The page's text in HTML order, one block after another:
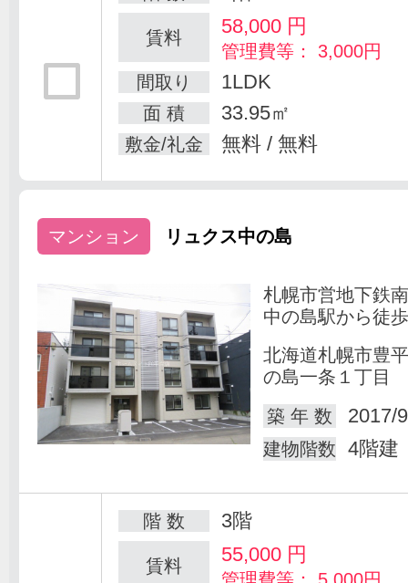
賃料 58,000円
管理費等： 3,000円
間取り
1LDK
面 積 33.95㎡
敷金/礼金 無料 / 無料
マンション リュクス中の島
札幌市営地下鉄
中の島駅から徒
北海道札幌市豊
の島一条１丁目
築 年 数
2017/
建物階数 4階建
階 数 3階
賃料 55,000円